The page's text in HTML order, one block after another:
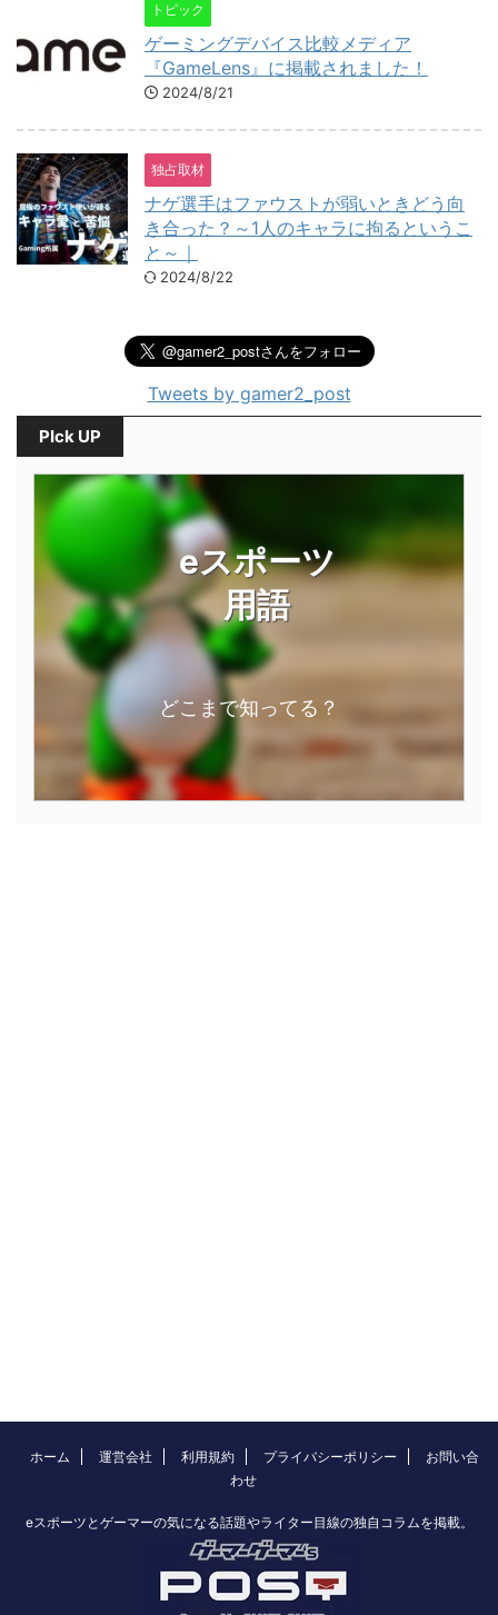
トピック
ゲーミングデバイス比較メディア
『GameLens』に掲載されました！
2024/8/21
独占取材
ナゲ選手はファウストが弱いときどう向
き合った？～1人のキャラに拘るというこ
と～｜
2024/8/22
Tweets by gamer2_post
PIck UP
eスポーツ
用語
どこまで知ってる？
ホーム 運営会社 利用規約 プライバシーポリシー
お問い合
わせ
eスポーツとゲーマーの気になる話題やライター目線の独自コラムを掲載。